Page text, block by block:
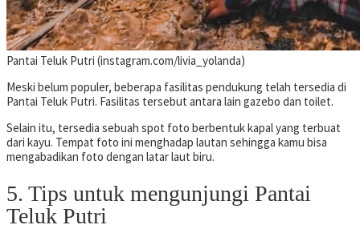
Pantai Teluk Putri (instagram.com/livia_yolanda)
Meski belum populer, beberapa fasilitas pendukung telah tersedia di
Pantai Teluk Putri. Fasilitas tersebut antara lain gazebo dan toilet.
Selain itu, tersedia sebuah spot foto berbentuk kapal yang terbuat
dari kayu. Tempat foto ini menghadap lautan sehingga kamu bisa
mengabadikan foto dengan latar laut biru.
5. Tips untuk mengunjungi Pantai
Teluk Putri